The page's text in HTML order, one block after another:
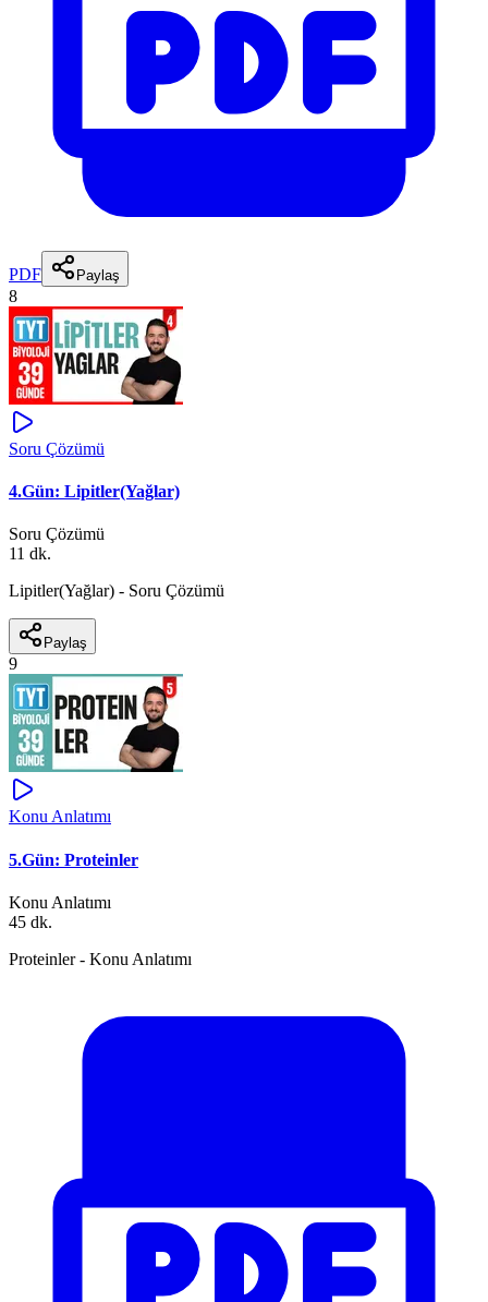
PDF Paylaş
8
Soru Çözümü
4.Gün: Lipitler(Yağlar)
Soru Çözümü
11 dk.
Lipitler(Yağlar) - Soru Çözümü
Paylaş
9
Konu Anlatımı
5.Gün: Proteinler
Konu Anlatımı
45 dk.
Proteinler - Konu Anlatımı